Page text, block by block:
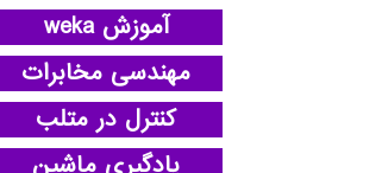
آموزش weka
مهندسی مخابرات
کنترل در متلب
یادگیری ماشین